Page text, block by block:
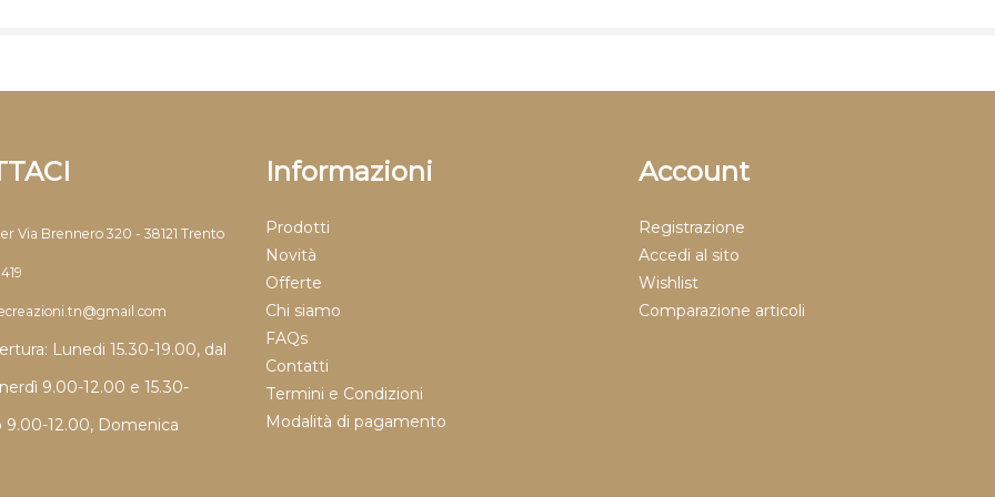
Via Brennero 320 - 38121 Trento
Lunedi 15.30-19.00, dal
9.00-12.00 e 15.30-
9.00-12.00, Domenica
Informazioni
Prodotti
Novità
Offerte
Chi siamo
FAQs
Contatti
Termini e Condizioni
Modalità di pagamento
Account
Registrazione
Accedi al sito
Wishlist
Comparazione articoli